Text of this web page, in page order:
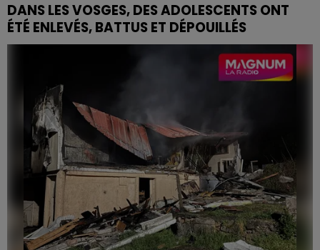
DANS LES VOSGES, DES ADOLESCENTS ONT
ÉTÉ ENLEVÉS, BATTUS ET DÉPOUILLÉS
Entre fin décembre 2025 et début février 2026, trois
communes vosgiennes ont été le théâtre d’une série